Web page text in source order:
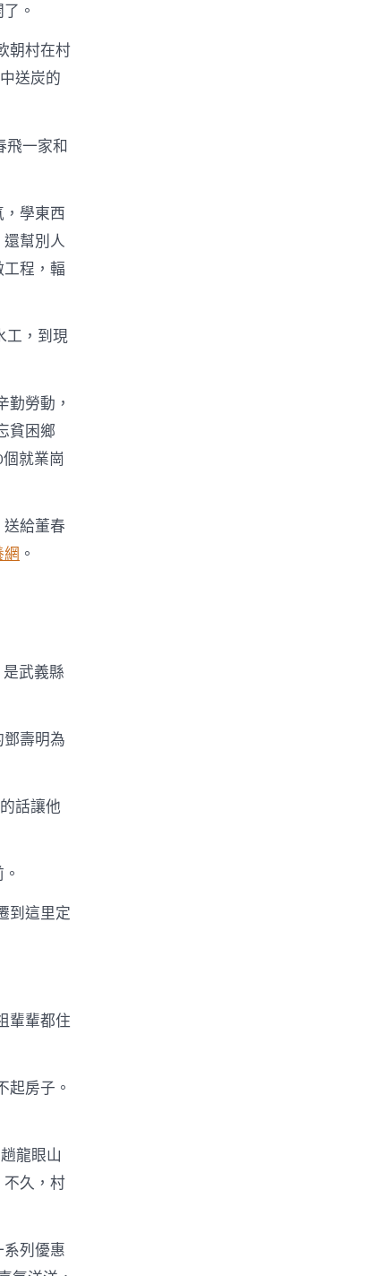
。
朝村在村
送炭的
飛一家和
學東西
幫別人
程，輻
工，到現
勞動，
貧困鄉
就業崗
給董春
。
武義縣
壽明為
話讓他
到這里定
輩輩都住
起房子。
龍眼山
久，村
列優惠